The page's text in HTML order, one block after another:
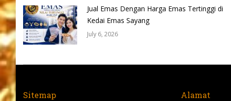
Jual Emas Dengan Harga Emas Tertinggi di
Kedai Emas Sayang
July 6, 2026
Sitemap Alamat